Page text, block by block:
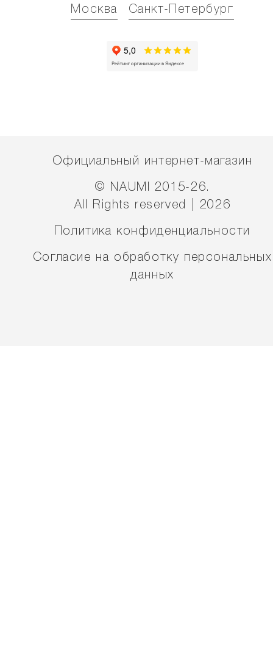
Москва Санкт-Петербург
Официальный интернет-магазин
© NAUMI 2015-26.
All Rights reserved | 2026
Политика конфиденциальности
Согласие на обработку персональных
данных